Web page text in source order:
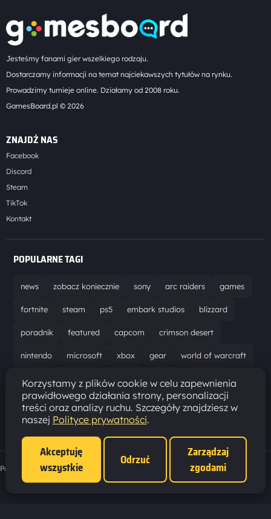
Jesteśmy fanami gier wszelkiego rodzaju.
Dostarczamy informacji na temat najciekawszych tytułów na rynku.
Prowadzimy turnieje online. Działamy od 2008 roku.
GamesBoard.pl © 2026
ZNAJDŹ NAS
Facebook
Discord
Steam
TikTok
Kontakt
POPULARNE TAGI
news zobacz koniecznie sony arc raiders games
fortnite steam ps5 embark studios blizzard
poradnik featured capcom crimson desert
nintendo microsoft xbox gear world of warcraft
solucja marathon ubisoft bungie recenzja
resident evil requiem gaming aktualizacja pc
epic games hytale
Polityka prywatności ·
Korzystamy z plików cookie w celu zapewnienia
prawidłowego działania strony, personalizacji
treści oraz analizy ruchu. Szczegóły znajdziesz w
naszej Polityce prywatności.
Akceptuję
wszystkie
Odrzuć
Zarządzaj
zgodami